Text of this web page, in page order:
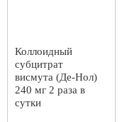
Коллоидный
субцитрат
висмута (Де-Нол)
240 мг 2 раза в
сутки